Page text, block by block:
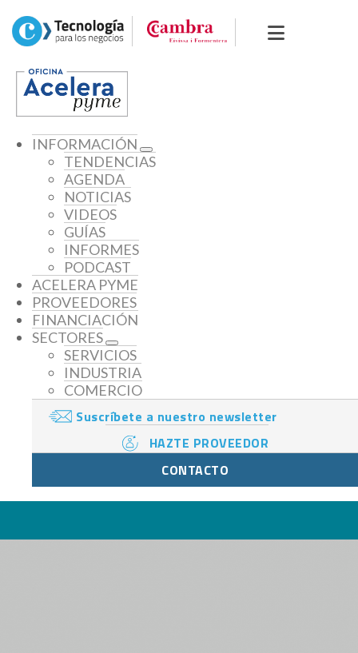
INFORMACIÓN
TENDENCIAS
AGENDA
NOTICIAS
VIDEOS
GUÍAS
INFORMES
PODCAST
ACELERA PYME
PROVEEDORES
FINANCIACIÓN
SECTORES
SERVICIOS
INDUSTRIA
COMERCIO
Suscríbete a nuestro newsletter
HAZTE PROVEEDOR
CONTACTO